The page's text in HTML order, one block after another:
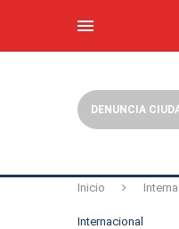
DENUNCIA
Inicio
Internacional